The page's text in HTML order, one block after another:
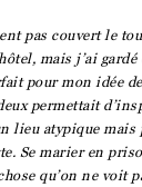
pas couvert le
mais j’ai
pour mon idée
permettait
lieu atypique mais
Se marier en
qu’on ne voit